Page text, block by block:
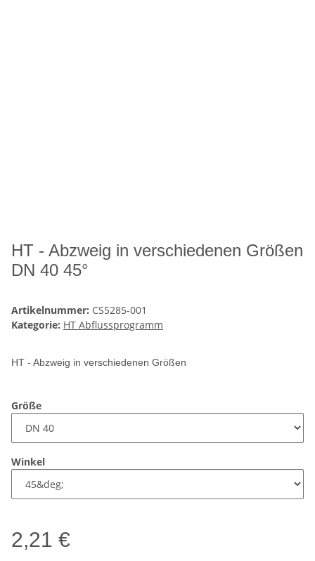
HT - Abzweig in verschiedenen Größen
DN 40 45°
Artikelnummer: CS5285-001
Kategorie: HT Abflussprogramm
HT - Abzweig in verschiedenen Größen
Größe
Winkel
2,21 €